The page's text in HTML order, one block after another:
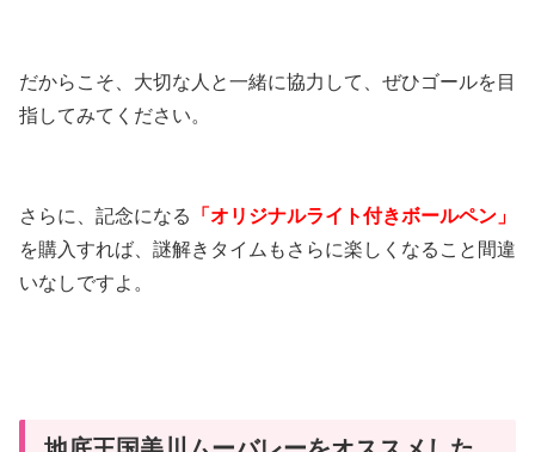
だからこそ、大切な人と一緒に協力して、ぜひゴールを目
指してみてください。
さらに、記念になる
「オリジナルライト付きボールペン」
を購入すれば、謎解きタイムもさらに楽しくなること間違
いなしですよ。